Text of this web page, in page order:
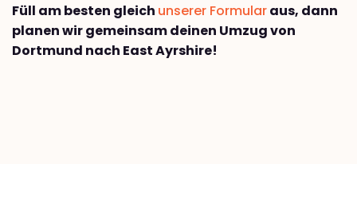
Füll am besten gleich unserer Formularaus, dann
planen wir gemeinsam deinen Umzug von
Dortmund nach East Ayrshire!